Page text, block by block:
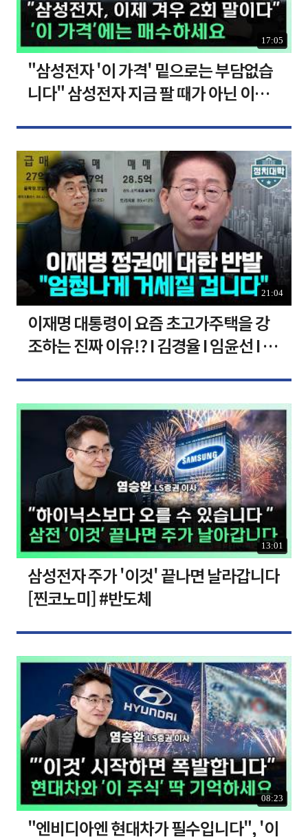
17:05
"삼성전자 '이 가격' 밑으로는 부담없습
니다" 삼성전자 지금 팔 때가 아닌 이유
21:04
이재명 대통령이 요즘 초고가주택을 강
조하는 진짜 이유!? I 김경율 I 임윤선 I 정
13:01
삼성전자 주가 '이것' 끝나면 날라갑니다
[찐코노미] #반도체
08:23
"엔비디아엔 현대차가 필수입니다", '이